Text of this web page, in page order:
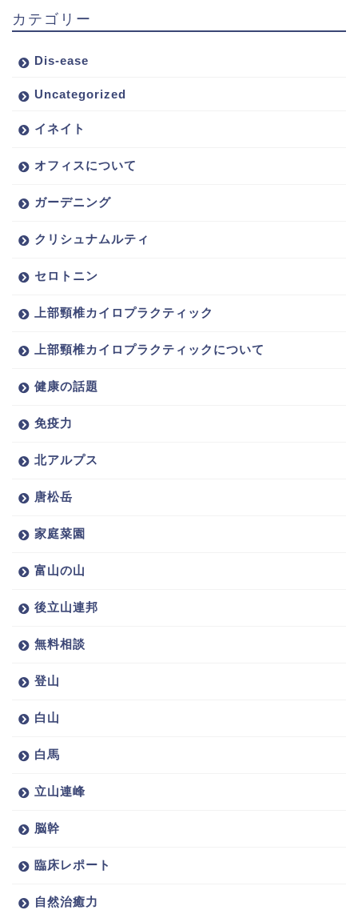
カテゴリー
Dis-ease
Uncategorized
イネイト
オフィスについて
ガーデニング
クリシュナムルティ
セロトニン
上部頸椎カイロプラクティック
上部頸椎カイロプラクティックについて
健康の話題
免疫力
北アルプス
唐松岳
家庭菜園
富山の山
後立山連邦
無料相談
登山
白山
白馬
立山連峰
脳幹
臨床レポート
自然治癒力